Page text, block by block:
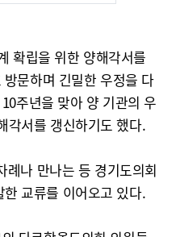
확립을 위한 양해각서를
문하며 긴밀한 우정을 다
주년을 맞아 양 기관의 우
각서를 갱신하기도 했다.
례나 만나는 등 경기도의회
교류를 이어오고 있다.